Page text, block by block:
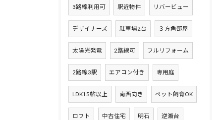
3路線利用可 駅近物件 リバービュー
デザイナーズ 駐車場2台 ３方角部屋
太陽光発電 2路線可 フルリフォーム
2路線3駅 エアコン付き 専用庭
LDK15帖以上 南西向き ペット飼育OK
ロフト 中古住宅 明石 逆瀬台